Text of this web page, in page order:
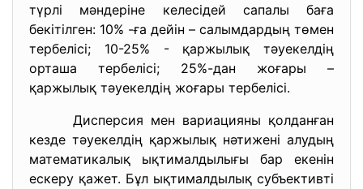
түрлі мәндеріне келесідей сапалы баға
бекітілген: 10% -ға дейін – салымдардың төмен
тербелісі; 10-25% - қаржылық тәуекелдің
орташа тербелісі; 25%-дан жоғары –
қаржылық тәуекелдің жоғары тербелісі.
Дисперсия мен вариацияны қолданған
кезде тәуекелдің қаржылық нәтижені алудың
математикалық ықтималдылығы бар екенін
ескеру қажет. Бұл ықтималдылық субъективті